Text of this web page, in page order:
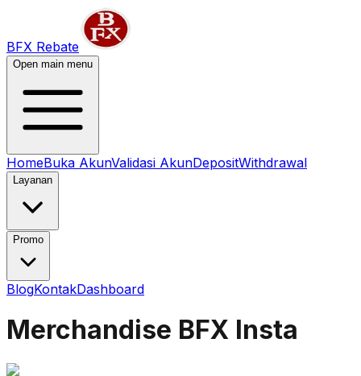
BFX Rebate
Open main menu
HomeBuka AkunValidasi AkunDepositWithdrawal
Layanan
Promo
BlogKontakDashboard
Merchandise BFX Insta